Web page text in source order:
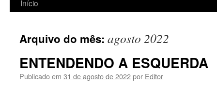
Pular
conteúdo
Início
Arquivo do mês: agosto 2022
ENTENDENDO A ESQUERDA
Publicado em 31 de agosto de 2022por Editor